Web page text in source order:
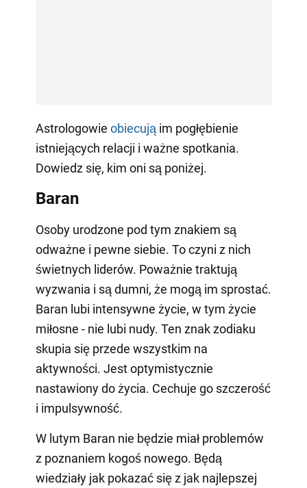
Astrologowie obiecująim pogłębienie
istniejących relacji i ważne spotkania.
Dowiedz się, kim oni są poniżej.
Baran
Osoby urodzone pod tym znakiem są
odważne i pewne siebie. To czyni z nich
świetnych liderów. Poważnie traktują
wyzwania i są dumni, że mogą im sprostać.
Baran lubi intensywne życie, w tym życie
miłosne - nie lubi nudy. Ten znak zodiaku
skupia się przede wszystkim na
aktywności. Jest optymistycznie
nastawiony do życia. Cechuje go szczerość
i impulsywność.
W lutym Baran nie będzie miał problemów
z poznaniem kogoś nowego. Będą
wiedziały jak pokazać się z jak najlepszej